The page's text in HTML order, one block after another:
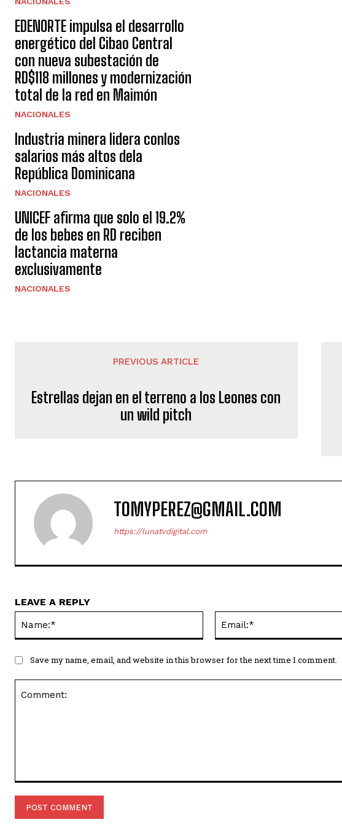
EDENORTE impulsa el desarrollo
energético del Cibao Central
con nueva subestación de
RD$118 millones y modernización
total de la red en Maimón
NACIONALES
Industria minera lidera conlos
salarios más altos dela
República Dominicana
NACIONALES
UNICEF afirma que solo el 19.2%
de los bebes en RD reciben
lactancia materna
exclusivamente
NACIONALES
PREVIOUS ARTICLE
Estrellas dejan en el terreno a los Leones con
un wild pitch
TOMYPEREZ@GMAIL.COM
https://lunatvdigital.com
LEAVE A REPLY
Save my name, email, and website in this browser for the next time I comment.